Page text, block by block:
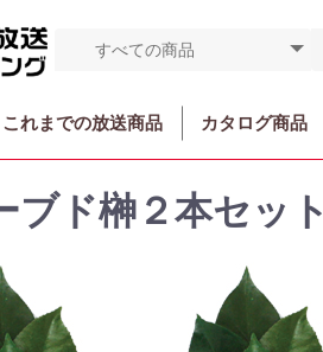
これまでの放送商品 カタログ商品
ブド榊２本セット